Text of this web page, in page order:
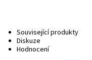
Související produkty
Diskuze
Hodnocení